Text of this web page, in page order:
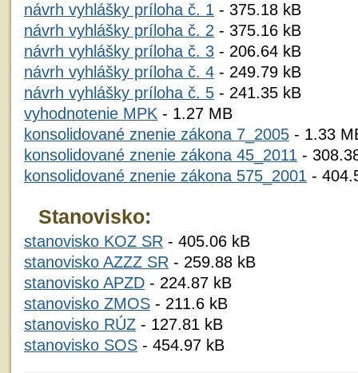
návrh vyhlášky príloha č. 1 - 375.18 kB
návrh vyhlášky príloha č. 2 - 375.16 kB
návrh vyhlášky príloha č. 3 - 206.64 kB
návrh vyhlášky príloha č. 4 - 249.79 kB
návrh vyhlášky príloha č. 5 - 241.35 kB
vyhodnotenie MPK - 1.27 MB
konsolidované znenie zákona 7_2005 - 1.33
konsolidované znenie zákona 45_2011 -
konsolidované znenie zákona 575_2001 -
Stanovisko:
stanovisko KOZ SR - 405.06 kB
stanovisko AZZZ SR - 259.88 kB
stanovisko APZD - 224.87 kB
stanovisko ZMOS - 211.6 kB
stanovisko RÚZ - 127.81 kB
stanovisko SOS - 454.97 kB